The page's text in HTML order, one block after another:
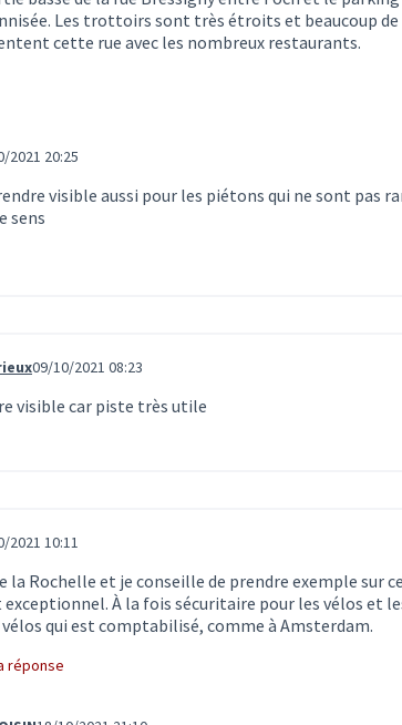
Les trottoirs sont très étroits et beaucoup
cette rue avec les nombreux restaurants.
3437 (réponse au commentaire 3377)
2021 20:25
visible aussi pour les piétons qui ne sont pas
sens
09/10/2021 08:23
visible car piste très utile
2021 10:11
la Rochelle et je conseille de prendre exemple sur
exceptionnel. À la fois sécuritaire pour les vélos et
qui est comptabilisé, comme à Amsterdam.
réponse